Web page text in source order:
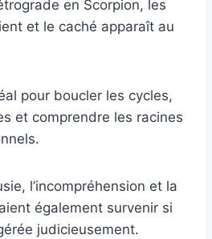
en Scorpion, les
et le caché apparaît au
pour boucler les cycles,
et comprendre les racines
l’incompréhension et la
également survenir si
judicieusement.